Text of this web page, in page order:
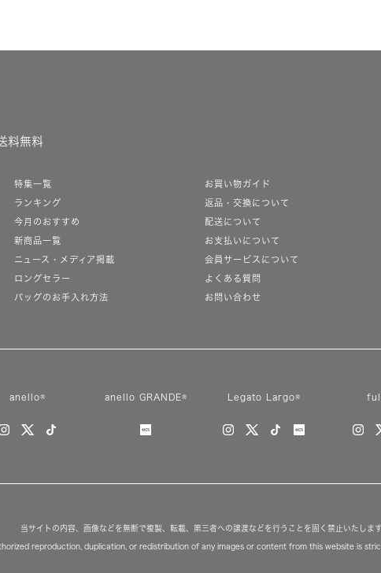
料無料
特集一覧
ランキング
今月のおすすめ
新商品一覧
ニュース・メディア掲載
ロングセラー
バッグのお手入れ方法
お買い物ガイド
返品・交換について
配送について
お支払いについて
会員サービスについて
よくある質問
お問い合わせ
anello® anello GRANDE® Legato Largo®
当サイトの内容、画像などを無断で複製、転載、第三者への譲渡などを行うことを固く禁止いたします
reproduction, duplication, or redistribution of any images or content from this website is